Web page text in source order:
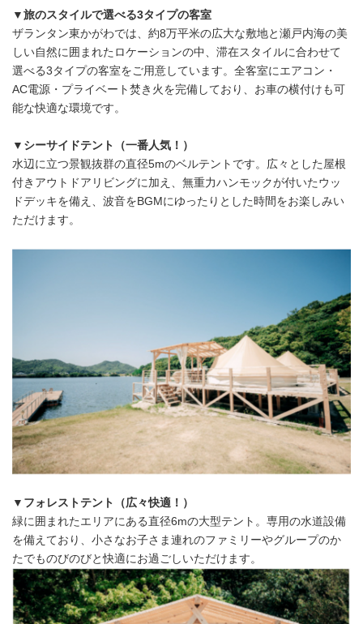
▼旅のスタイルで選べる3タイプの客室
ザランタン東かがわでは、約8万平米の広大な敷地と瀬戸内海の美
しい自然に囲まれたロケーションの中、滞在スタイルに合わせて
選べる3タイプの客室をご用意しています。全客室にエアコン・
AC電源・プライベート焚き火を完備しており、お車の横付けも可
能な快適な環境です。
▼シーサイドテント（一番人気！）
水辺に立つ景観抜群の直径5mのベルテントです。広々とした屋根
付きアウトドアリビングに加え、無重力ハンモックが付いたウッ
ドデッキを備え、波音をBGMにゆったりとした時間をお楽しみい
ただけます。
▼フォレストテント（広々快適！）
緑に囲まれたエリアにある直径6mの大型テント。専用の水道設備
を備えており、小さなお子さま連れのファミリーやグループのか
たでものびのびと快適にお過ごしいただけます。